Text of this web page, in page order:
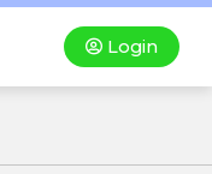
Login